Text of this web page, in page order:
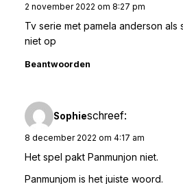
2 november 2022 om 8:27 pm
Tv serie met pamela anderson als
niet op
Beantwoorden
Sophieschreef:
8 december 2022 om 4:17 am
Het spel pakt Panmunjon niet.
Panmunjom is het juiste woord.